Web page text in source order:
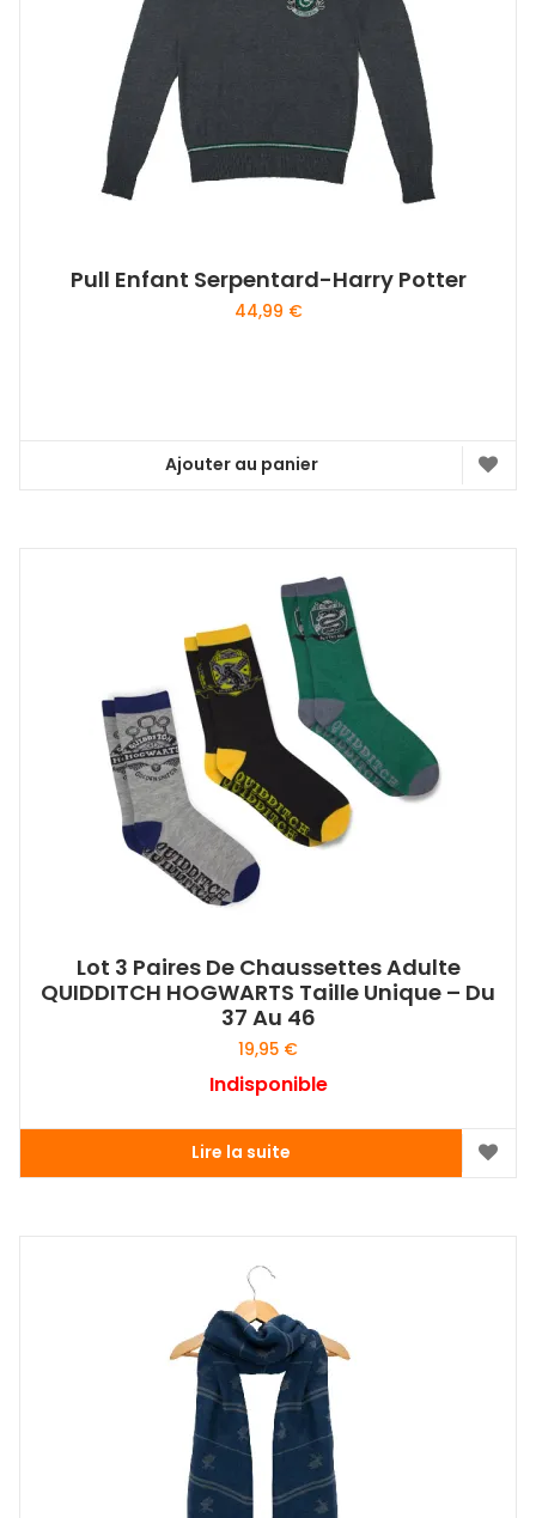
Pull Enfant Serpentard-Harry Potter
44,99 €
Ajouter au panier
Lot 3 Paires De Chaussettes Adulte
QUIDDITCH HOGWARTS Taille Unique – Du
37 Au 46
19,95 €
Indisponible
Lire la suite